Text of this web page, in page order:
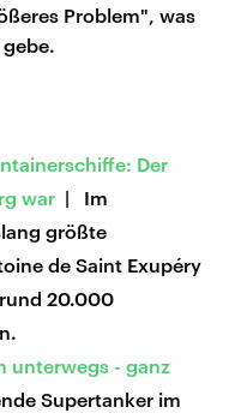
Problem", was
Der
war | Im
größte
de Saint Exupéry
20.000
unterwegs - ganz
Supertanker im